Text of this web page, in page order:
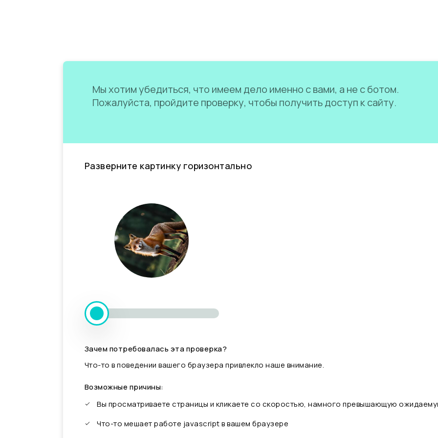
Мы хотим убедиться, что имеем дело именно с вами, а не с ботом.
Пожалуйста, пройдите проверку, чтобы получить доступ к сайту.
Разверните картинку горизонтально
Зачем потребовалась эта проверка?
Что-то в поведении вашего браузера привлекло наше внимание.
Возможные причины:
Вы просматриваете страницы и кликаете со скоростью, намного превышающую
Что-то мешает работе javascript в вашем браузере